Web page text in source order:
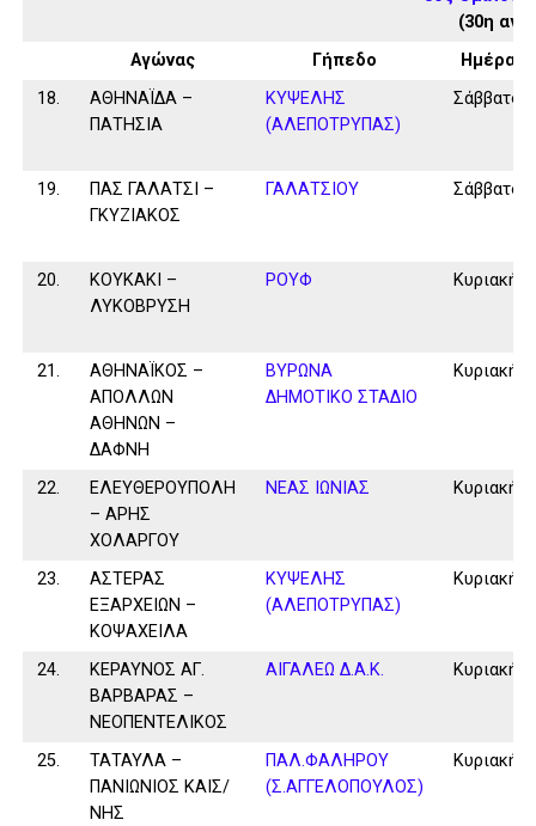
(30η
Αγώνας
Γήπεδο
Ημέρα
18.
ΑΘΗΝΑΪΔΑ –
ΠΑΤΗΣΙΑ
ΚΥΨΕΛΗΣ
(ΑΛΕΠΟΤΡΥΠΑΣ)
Σάββατο
19.
ΠΑΣ ΓΑΛΑΤΣΙ –
ΓΚΥΖΙΑΚΟΣ
ΓΑΛΑΤΣΙΟΥ Σάββατο
20.
ΚΟΥΚΑΚΙ –
ΛΥΚΟΒΡΥΣΗ
ΡΟΥΦ Κυριακή
21.
ΑΘΗΝΑΪΚΟΣ –
ΑΠΟΛΛΩΝ
ΑΘΗΝΩΝ –
ΔΑΦΝΗ
ΒΥΡΩΝΑ
ΔΗΜΟΤΙΚΟ ΣΤΑΔΙΟ
Κυριακή
22.
ΕΛΕΥΘΕΡΟΥΠΟΛΗ
– ΑΡΗΣ
ΧΟΛΑΡΓΟΥ
ΝΕΑΣ ΙΩΝΙΑΣ Κυριακή
23.
ΑΣΤΕΡΑΣ
ΕΞΑΡΧΕΙΩΝ –
ΚΟΨΑΧΕΙΛΑ
ΚΥΨΕΛΗΣ
(ΑΛΕΠΟΤΡΥΠΑΣ)
Κυριακή
24.
ΚΕΡΑΥΝΟΣ ΑΓ.
ΒΑΡΒΑΡΑΣ –
ΝΕΟΠΕΝΤΕΛΙΚΟΣ
ΑΙΓΑΛΕΩ Δ.Α.Κ. Κυριακή
25.
ΤΑΤΑΥΛΑ –
ΠΑΝΙΩΝΙΟΣ ΚΑΙΣ/
ΝΗΣ
ΠΑΛ.ΦΑΛΗΡΟΥ
(Σ.ΑΓΓΕΛΟΠΟΥΛΟΣ)
Κυριακή